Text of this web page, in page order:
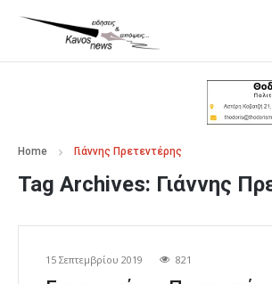
Home Γιάννης Πρετεντέρης
Tag Archives: Γιάννης
15 Σεπτεμβρίου 2019 821